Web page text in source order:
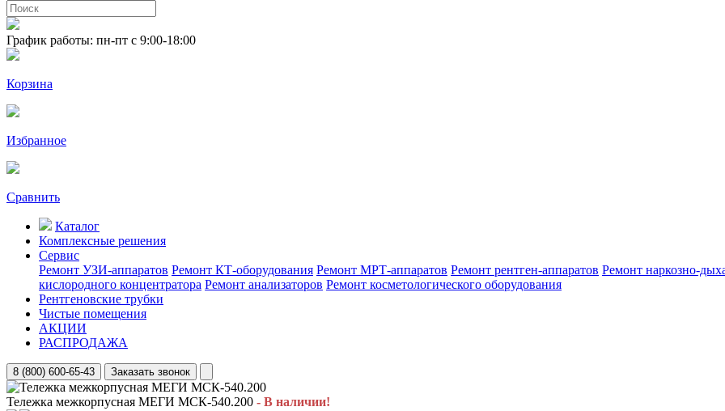
График работы: пн-пт с 9:00-18:00
Корзина
Избранное
Сравнить
Каталог
Комплексные решения
Сервис
Ремонт УЗИ-аппаратов Ремонт КТ-оборудования Ремонт МРТ-аппаратов Ремонт рентген-аппаратов Ремонт наркозно-
кислородного концентратора Ремонт анализаторов Ремонт косметологического оборудования
Рентгеновские трубки
Чистые помещения
АКЦИИ
РАСПРОДАЖА
8 (800) 600-65-43 Заказать звонок
Тележка межкорпусная МЕГИ МСК-540.200 - В наличии!